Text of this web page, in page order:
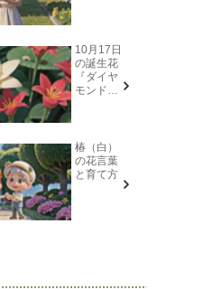
10月17日
の誕生花
『ダイヤ
モンドリ
楽しみ
に、忍
耐、箱入
椿（白）
の花言葉
と育て方